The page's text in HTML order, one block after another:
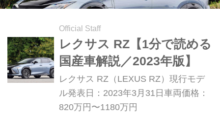
Official Staff
レクサス RZ【1分で読める
国産車解説／2023年版】
レクサス RZ（LEXUS RZ）現行モデ
ル発表日：2023年3月31日車両価格：
820万円〜1180万円